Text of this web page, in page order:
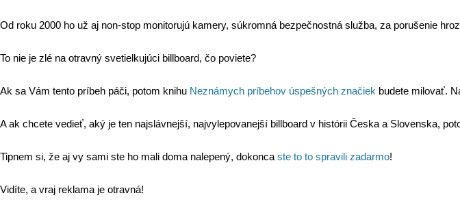
Od roku 2000 ho už aj non-stop monitorujú kamery, súkromná bezpečnostná služba, za porušenie
To nie je zlé na otravný svetielkujúci billboard, čo poviete?
Ak sa Vám tento príbeh páči, potom knihu Neznámych príbehov úspešných značiek budete milovať.
A ak chcete vedieť, aký je ten najslávnejší, najvylepovanejší billboard v histórii Česka a Slovenska,
Tipnem si, že aj vy sami ste ho mali doma nalepený, dokonca ste to to spravili zadarmo!
Vidíte, a vraj reklama je otravná!